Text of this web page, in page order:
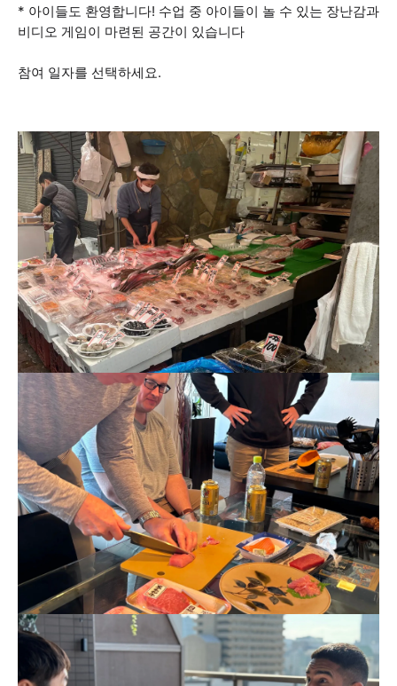
* 아이들도 환영합니다! 수업 중 아이들이 놀 수 있는 장난감과
비디오 게임이 마련된 공간이 있습니다
참여 일자를 선택하세요.